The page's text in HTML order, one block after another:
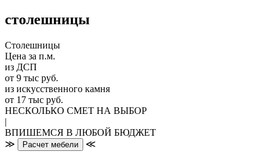
столешницы
Столешницы
Цена за п.м.
из ДСП
от 9 тыс руб.
из искусственного камня
от 17 тыс руб.
НЕСКОЛЬКО СМЕТ НА ВЫБОР
|
ВПИШЕМСЯ В ЛЮБОЙ БЮДЖЕТ
≫
Расчет мебели ≪